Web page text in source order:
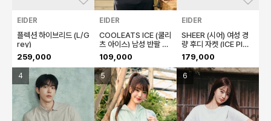
EIDER
플렉션 하이브리드 (L/G
rey)
259,000
EIDER
COOLEATS ICE (쿨리
츠 아이스) 남성 반팔 폴
로 티셔츠 (S/Blue)
109,000
EIDER
SHEER (시어) 여성 경
량 후디 자켓 (ICE PIN
K)
179,000
4 5 6